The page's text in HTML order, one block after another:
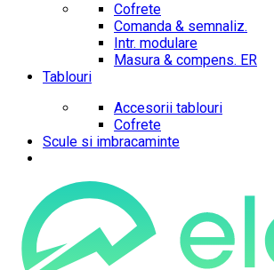
Cofrete
Comanda & semnaliz.
Intr. modulare
Masura & compens. ER
Tablouri
Accesorii tablouri
Cofrete
Scule si imbracaminte